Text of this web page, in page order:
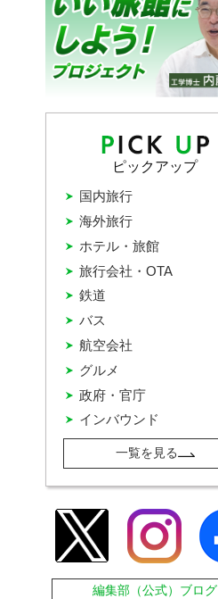
ピックアップ
インバウンド
グルメ
バス
ホテル・旅館
国内旅行
政府・官庁
旅行会社・OTA
海外旅行
航空会社
鉄道
一覧を見る
編集部（公式）ブログ